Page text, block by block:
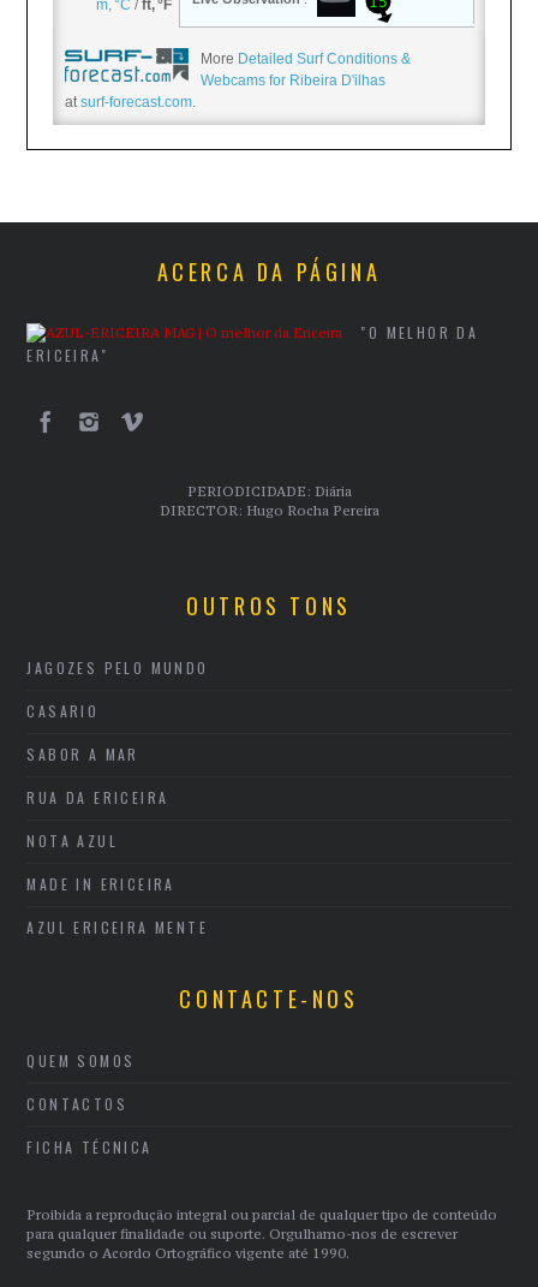
More Detailed Surf Conditions &
Webcams for Ribeira D'ilhas
atsurf-forecast.com.
ACERCA DA PÁGINA
"O MELHOR DA
ERICEIRA"
PERIODICIDADE: Diária
DIRECTOR: Hugo Rocha Pereira
OUTROS TONS
JAGOZES PELO MUNDO
CASARIO
SABOR A MAR
RUA DA ERICEIRA
NOTA AZUL
MADE IN ERICEIRA
AZUL ERICEIRA MENTE
CONTACTE-NOS
QUEM SOMOS
CONTACTOS
FICHA TÉCNICA
Proibida a reprodução integral ou parcial de qualquer tipo de conteúdo
para qualquer finalidade ou suporte. Orgulhamo-nos de escrever
segundo o Acordo Ortográfico vigente até 1990.